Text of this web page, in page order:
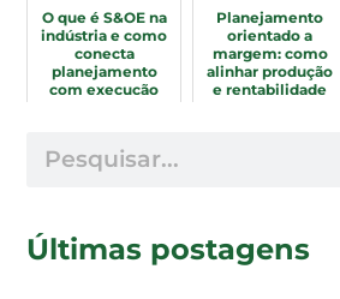
O que é S&OE na
indústria e como
conecta
planejamento
com execução
Planejamento
orientado a
margem: como
alinhar produção
e rentabilidade
Últimas postagens